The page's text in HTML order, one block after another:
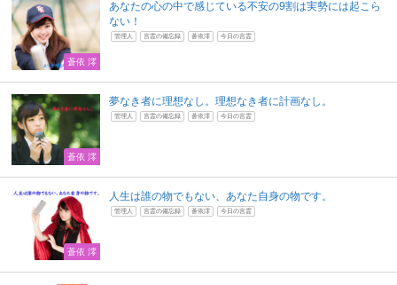
蒼依 澪
あなたの心の中で感じている不安の9割は実勢には起こら
ない！
管理人 言霊の備忘録 蒼依澪 今日の言霊
蒼依 澪
夢なき者に理想なし。理想なき者に計画なし。
管理人 言霊の備忘録 蒼依澪 今日の言霊
蒼依 澪
人生は誰の物でもない、あなた自身の物です。
管理人 言霊の備忘録 蒼依澪 今日の言霊